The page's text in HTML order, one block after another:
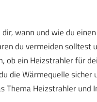
wann und wie du
du vermeiden solltest
ob ein Heizstrahler für
die Wärmequelle
Heizstrahler und